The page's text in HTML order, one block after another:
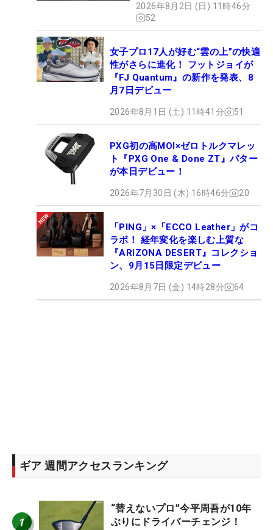
2026年8月2日 (日) 11時46分
52
女子プロ17人が好む“雲の上”の快適
性がさらに進化！ フットジョイが
『FJ Quantum』の新作を発表、8
月7日デビュー
2026年8月1日 (土) 11時41分 51
PXG初の高MOI×ゼロトルクマレッ
ト『PXG One & Done ZT』パター
が本日デビュー！
2026年7月30日 (木) 16時46分 20
「PING」×「ECCO Leather」がコ
ラボ！ 経年変化を楽しむ上質な
『ARIZONA DESERT』コレクショ
ン、9月15日限定デビュー
2026年8月7日 (金) 14時28分 64
ギア 週間アクセスランキング
1
“替えないプロ”今平周吾が10年
ぶりにドライバーチェンジ！